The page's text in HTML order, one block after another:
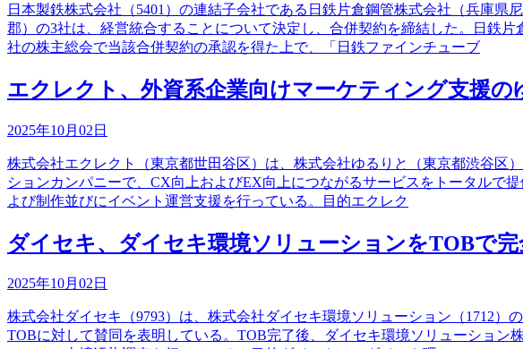
日本製鉄株式会社（5401）の連結子会社である日鉄片倉鋼管株式会社（兵庫
郡）の3社は、経営統合することについて決定し、合併契約を締結した。日鉄
社の株主総会で当該合併契約の承認を得た上で、「日鉄ファインチューブ
エクレクト、外資系企業向けマーケティング支援の
2025年10月02日
株式会社エクレクト（東京都世田谷区）は、株式会社ゆるりと（東京都渋谷区
ションカンパニーで、CX向上およびEX向上につながるサービスをトータルで
よび制作並びにイベント運営支援を行っている。目的エクレク
ダイセキ、ダイセキ環境ソリューションをTOBで
2025年10月02日
株式会社ダイセキ（9793）は、株式会社ダイセキ環境ソリューション（1712
TOBに対して賛同を表明している。TOB完了後、ダイセキ環境ソリューショ